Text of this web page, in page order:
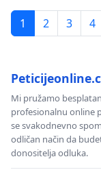
1 2 3 4
Mi pružamo
profesionalnu online
se svakodnevno
odličan način da
donositelja odluka.